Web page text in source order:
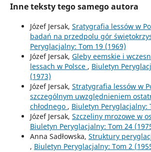
Inne teksty tego samego autora
Józef Jersak, Sratygrafia lessów w
badań na przedpolu gór
Peryglacjalny: Tom 19 (1969)
Józef Jersak, Gleby eemskie i
lessach w Polsce , Biuletyn
(1973)
Józef Jersak, Stratygrafia lessów w
szczególnym uwzględnieniem
chłodnego , Biuletyn Peryglacjalny:
Józef Jersak, Szczeliny mrozowe w
Biuletyn Peryglacjalny: Tom 24
Anna Sadłowska, Struktury
, Biuletyn Peryglacjalny: Tom 2